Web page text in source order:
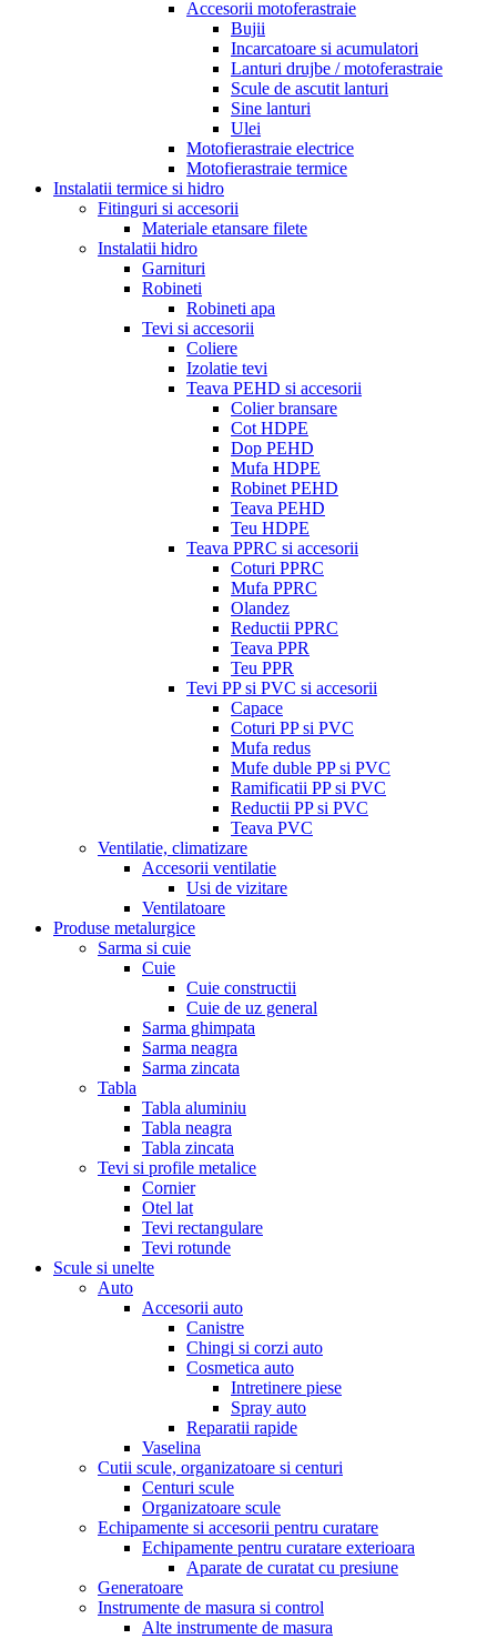
Accesorii motoferastraie
Bujii
Incarcatoare si acumulatori
Lanturi drujbe / motoferastraie
Scule de ascutit lanturi
Sine lanturi
Ulei
Motofierastraie electrice
Motofierastraie termice
Instalatii termice si hidro
Fitinguri si accesorii
Materiale etansare filete
Instalatii hidro
Garnituri
Robineti
Robineti apa
Tevi si accesorii
Coliere
Izolatie tevi
Teava PEHD si accesorii
Colier bransare
Cot HDPE
Dop PEHD
Mufa HDPE
Robinet PEHD
Teava PEHD
Teu HDPE
Teava PPRC si accesorii
Coturi PPRC
Mufa PPRC
Olandez
Reductii PPRC
Teava PPR
Teu PPR
Tevi PP si PVC si accesorii
Capace
Coturi PP si PVC
Mufa redus
Mufe duble PP si PVC
Ramificatii PP si PVC
Reductii PP si PVC
Teava PVC
Ventilatie, climatizare
Accesorii ventilatie
Usi de vizitare
Ventilatoare
Produse metalurgice
Sarma si cuie
Cuie
Cuie constructii
Cuie de uz general
Sarma ghimpata
Sarma neagra
Sarma zincata
Tabla
Tabla aluminiu
Tabla neagra
Tabla zincata
Tevi si profile metalice
Cornier
Otel lat
Tevi rectangulare
Tevi rotunde
Scule si unelte
Auto
Accesorii auto
Canistre
Chingi si corzi auto
Cosmetica auto
Intretinere piese
Spray auto
Reparatii rapide
Vaselina
Cutii scule, organizatoare si centuri
Centuri scule
Organizatoare scule
Echipamente si accesorii pentru curatare
Echipamente pentru curatare exterioara
Aparate de curatat cu presiune
Generatoare
Instrumente de masura si control
Alte instrumente de masura